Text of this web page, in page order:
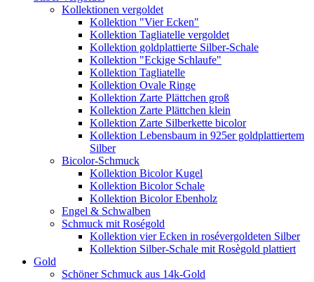
Kollektionen vergoldet
Kollektion "Vier Ecken"
Kollektion Tagliatelle vergoldet
Kollektion goldplattierte Silber-Schale
Kollektion "Eckige Schlaufe"
Kollektion Tagliatelle
Kollektion Ovale Ringe
Kollektion Zarte Plättchen groß
Kollektion Zarte Plättchen klein
Kollektion Zarte Silberkette bicolor
Kollektion Lebensbaum in 925er goldplattiertem
Silber
Bicolor-Schmuck
Kollektion Bicolor Kugel
Kollektion Bicolor Schale
Kollektion Bicolor Ebenholz
Engel & Schwalben
Schmuck mit Roségold
Kollektion vier Ecken in rosévergoldeten Silber
Kollektion Silber-Schale mit Rosègold plattiert
Gold
Schöner Schmuck aus 14k-Gold